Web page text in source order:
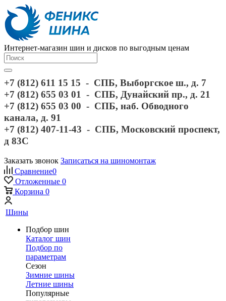
Интернет-магазин шин и дисков по выгодным ценам
+7 (812) 611 15 15 - СПБ, Выборгское ш., д. 7
+7 (812) 655 03 01 - СПБ, Дунайский пр., д. 21
+7 (812) 655 03 00 - СПБ, наб. Обводного
канала, д. 91
+7 (812) 407-11-43 - СПБ, Московский проспект,
д 83С
Заказать звонок Записаться на шиномонтаж
Сравнение0
Отложенные 0
Корзина 0
Шины
Подбор шин
Каталог шин
Подбор по
параметрам
Сезон
Зимние шины
Летние шины
Популярные